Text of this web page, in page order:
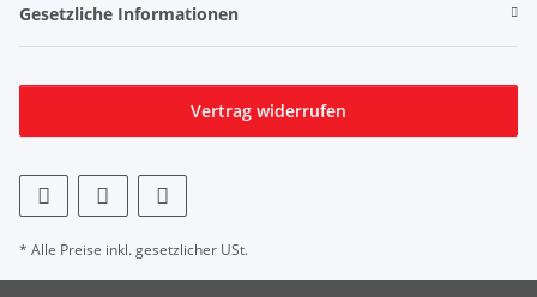
Gesetzliche Informationen
Vertrag widerrufen
* Alle Preise inkl. gesetzlicher USt.